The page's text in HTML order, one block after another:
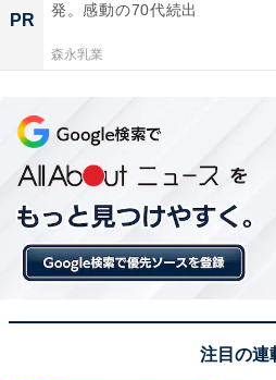
松本潤さん着用衣装がモデ
ト」
PR
発。感動の70代続出
森永乳業
注目の連